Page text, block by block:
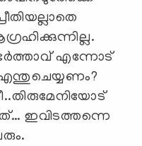
എന്നോട്
ഇവിടത്തന്നെ